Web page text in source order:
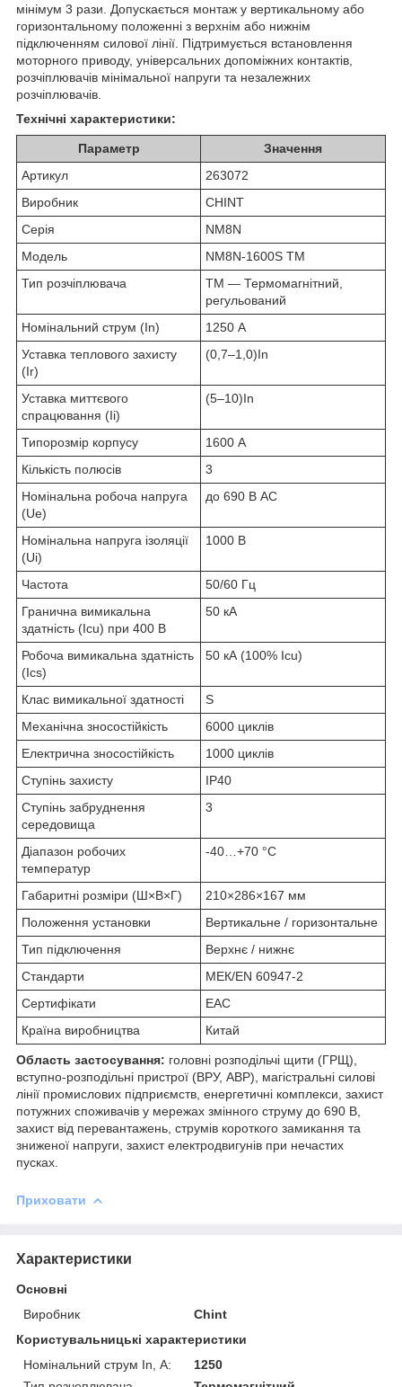
мінімум 3 рази. Допускається монтаж у вертикальному або
горизонтальному положенні з верхнім або нижнім
підключенням силової лінії. Підтримується встановлення
моторного приводу, універсальних допоміжних контактів,
розчіплювачів мінімальної напруги та незалежних
розчіплювачів.
Технічні характеристики:
Параметр
Значення
Артикул
263072
Виробник
CHINT
Серія
NM8N
Модель
NM8N-1600S TM
Тип розчіплювача
TM — Термомагнітний,
регульований
Номінальний струм (In)
1250 А
Уставка теплового захисту
(Ir)
(0,7–1,0)In
Уставка миттєвого
спрацювання (Ii)
(5–10)In
Типорозмір корпусу
1600 А
Кількість полюсів
3
Номінальна робоча напруга
(Ue)
до 690 В AC
Номінальна напруга ізоляції
(Ui)
1000 В
Частота
50/60 Гц
Гранична вимикальна
здатність (Icu) при 400 В
50 кА
Робоча вимикальна здатність
(Ics)
50 кА (100% Icu)
Клас вимикальної здатності
S
Механічна зносостійкість
6000 циклів
Електрична зносостійкість
1000 циклів
Ступінь захисту
IP40
Ступінь забруднення
середовища
3
Діапазон робочих
температур
-40…+70 °C
Габаритні розміри (Ш×В×Г)
210×286×167 мм
Положення установки
Вертикальне / горизонтальне
Тип підключення
Верхнє / нижнє
Стандарти
МЕК/EN 60947-2
Сертифікати
EAC
Країна виробництва
Китай
Область застосування: головні розподільчі щити (ГРЩ),
вступно-розподільні пристрої (ВРУ, АВР), магістральні силові
лінії промислових підприємств, енергетичні комплекси, захист
потужних споживачів у мережах змінного струму до 690 В,
захист від перевантажень, струмів короткого замикання та
зниженої напруги, захист електродвигунів при нечастих
пусках.
Приховати
Характеристики
Основні
Виробник
Chint
Користувальницькі характеристики
Номінальний струм In, А:
1250